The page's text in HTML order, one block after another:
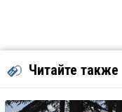
Читайте также